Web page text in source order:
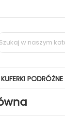
KUFERKI PODRÓŻNE